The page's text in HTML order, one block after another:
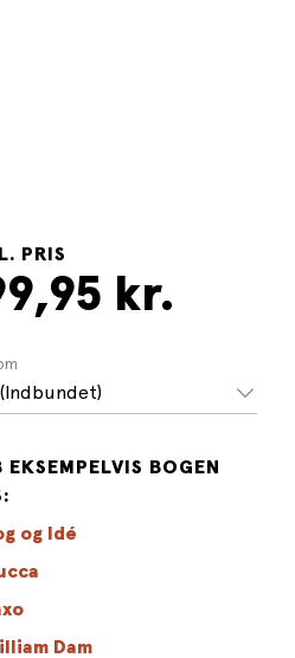
PRIS
kr.
EKSEMPELVIS BOGEN
og Idé
Dam